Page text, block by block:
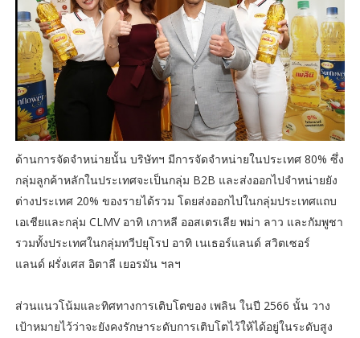
ด้านการจัดจำหน่ายนั้น บริษัทฯ มีการจัดจำหน่ายในประเทศ 80% ซึ่ง
กลุ่มลูกค้าหลักในประเทศจะเป็นกลุ่ม B2B และส่งออกไปจำหน่ายยัง
ต่างประเทศ 20% ของรายได้รวม โดยส่งออกไปในกลุ่มประเทศแถบ
เอเชียและกลุ่ม CLMV อาทิ เกาหลี ออสเตรเลีย พม่า ลาว และกัมพูชา
รวมทั้งประเทศในกลุ่มทวีปยุโรป อาทิ เนเธอร์แลนด์ สวิตเซอร์
แลนด์ ฝรั่งเศส อิตาลี เยอรมัน ฯลฯ
ส่วนแนวโน้มและทิศทางการเติบโตของ เพลิน ในปี 2566 นั้น วาง
เป้าหมายไว้ว่าจะยังคงรักษาระดับการเติบโตไว้ให้ได้อยู่ในระดับสูง